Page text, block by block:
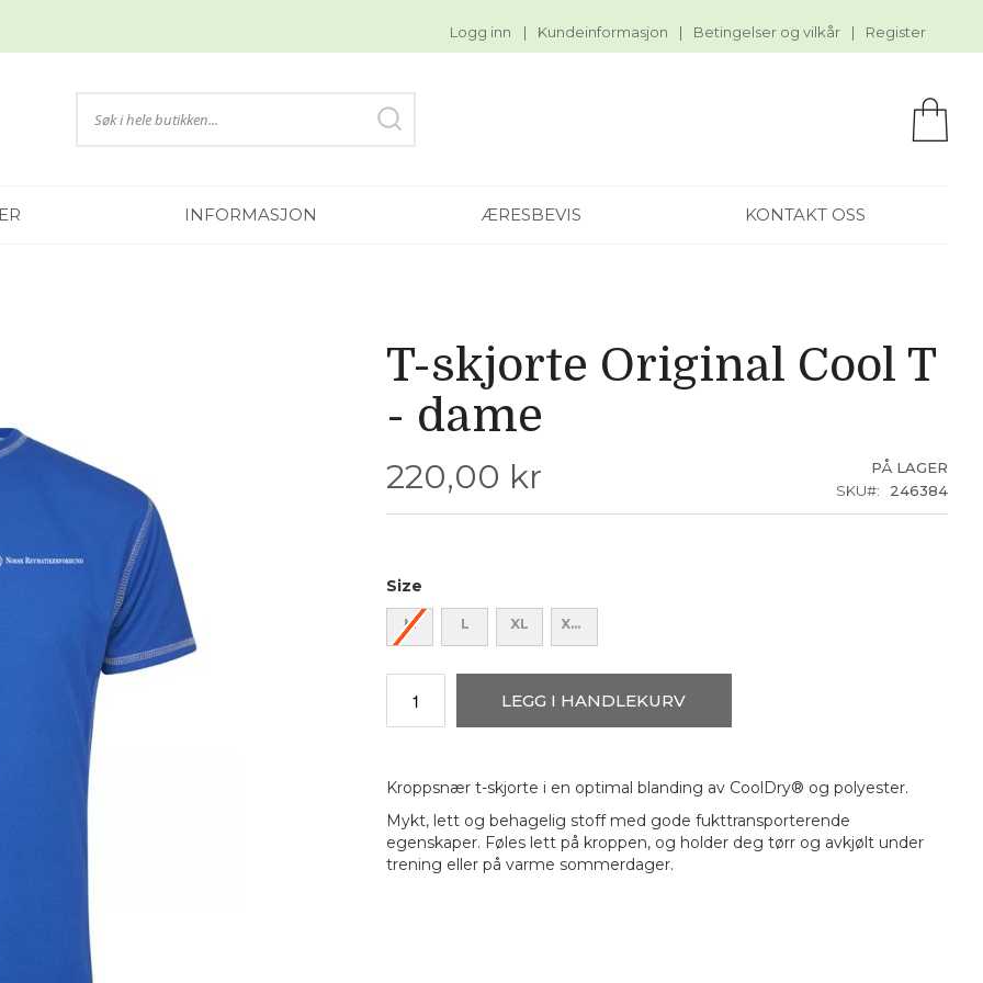
Logg inn Kundeinformasjon Betingelser og vilkår Register
Søk
INFORMASJON ÆRESBEVIS KONTAKT OSS
T-skjorte Original Cool T
- dame
220,00 kr
PÅ LAGER
SKU
246384
Size
M L XL XXL
LEGG I HANDLEKURV
Kroppsnær t-skjorte i en optimal blanding av CoolDry® og polyester.
Mykt, lett og behagelig stoff med gode fukttransporterende
egenskaper. Føles lett på kroppen, og holder deg tørr og avkjølt under
trening eller på varme sommerdager.